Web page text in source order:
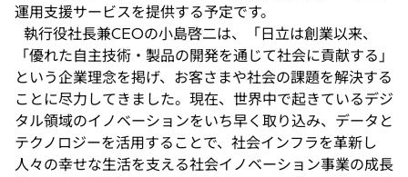
運用支援サービスを提供する予定です。
執行役社長兼CEOの小島啓二は、「日立は創業以来、
「優れた自主技術・製品の開発を通じて社会に貢献する」
という企業理念を掲げ、お客さまや社会の課題を解決する
ことに尽力してきました。現在、世界中で起きているデジ
タル領域のイノベーションをいち早く取り込み、データと
テクノロジーを活用することで、社会インフラを革新し
人々の幸せな生活を支える社会イノベーション事業の成長